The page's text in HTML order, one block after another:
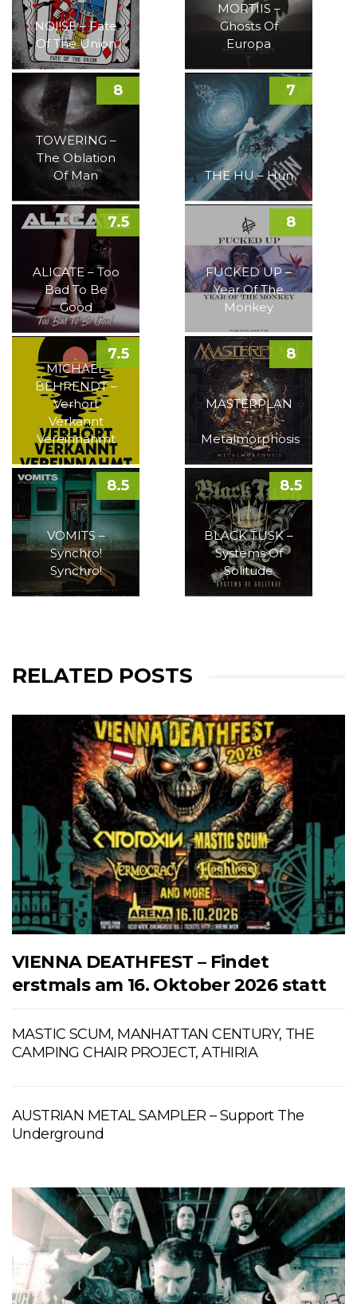
NOI!SE – Fate
Of The Union
MORTIIS –
Ghosts Of
Europa
TOWERING –
The Oblation
Of Man
8
THE HU – Hun
7
ALICATE – Too
Bad To Be
Good
7.5
FUCKED UP –
Year Of The
Monkey
8
MICHAEL
BEHRENDT –
Verhört
Verkannt
Vereinnahmt
7.5
MASTERPLAN
–
Metalmorphosis
8
VOMITS –
Synchro!
Synchro!
8.5
BLACK TUSK –
Systems Of
Solitude
8.5
RELATED POSTS
VIENNA DEATHFEST – Findet
erstmals am 16. Oktober 2026 statt
MASTIC SCUM, MANHATTAN CENTURY, THE
CAMPING CHAIR PROJECT, ATHIRIA
AUSTRIAN METAL SAMPLER – Support The
Underground